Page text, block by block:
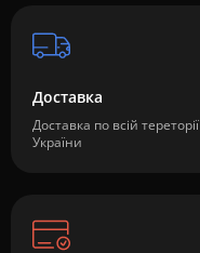
Доставка
Доставка по всій тереторії
України